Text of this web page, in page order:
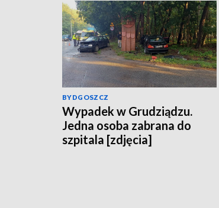
BYDGOSZCZ
Wypadek w Grudziądzu.
Jedna osoba zabrana do
szpitala [zdjęcia]